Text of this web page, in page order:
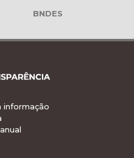
BNDES
informação